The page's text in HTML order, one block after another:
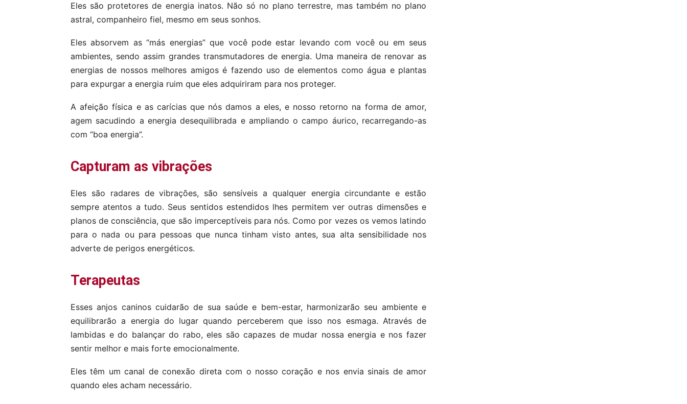
Eles são protetores de energia inatos. Não só no plano terrestre, mas também no plano
astral, companheiro fiel, mesmo em seus sonhos.
Eles absorvem as “más energias” que você pode estar levando com você ou em seus
ambientes, sendo assim grandes transmutadores de energia. Uma maneira de renovar as
energias de nossos melhores amigos é fazendo uso de elementos como água e plantas
para expurgar a energia ruim que eles adquiriram para nos proteger.
A afeição física e as carícias que nós damos a eles, e nosso retorno na forma de amor,
agem sacudindo a energia desequilibrada e ampliando o campo áurico, recarregando-as
com “boa energia”.
Capturam as vibrações
Eles são radares de vibrações, são sensíveis a qualquer energia circundante e estão
sempre atentos a tudo. Seus sentidos estendidos lhes permitem ver outras dimensões e
planos de consciência, que são imperceptíveis para nós. Como por vezes os vemos latindo
para o nada ou para pessoas que nunca tinham visto antes, sua alta sensibilidade nos
adverte de perigos energéticos.
Terapeutas
Esses anjos caninos cuidarão de sua saúde e bem-estar, harmonizarão seu ambiente e
equilibrarão a energia do lugar quando perceberem que isso nos esmaga. Através de
lambidas e do balançar do rabo, ​​eles são capazes de mudar nossa energia e nos fazer
sentir melhor e mais forte emocionalmente.
Eles têm um canal de conexão direta com o nosso coração e nos envia sinais de amor
quando eles acham necessário.